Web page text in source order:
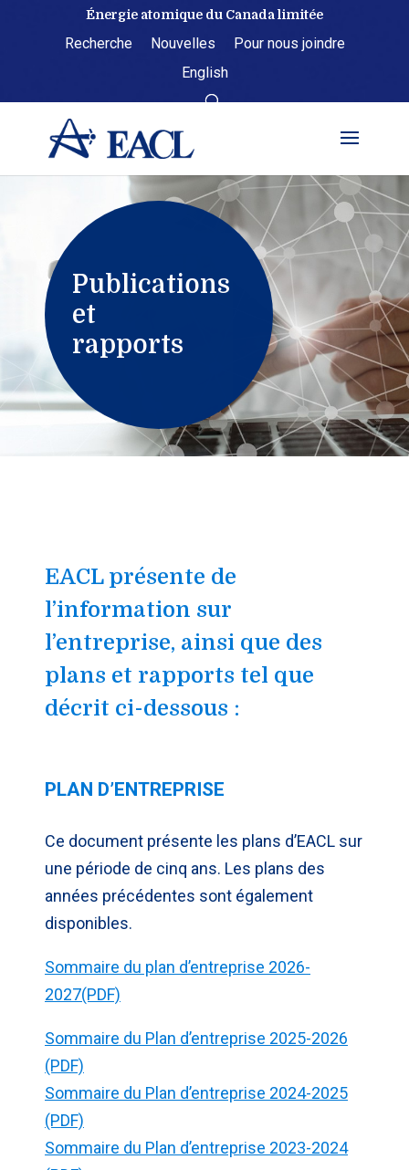
Énergie atomique du Canada limitée
Recherche Nouvelles
Pour nous joindre
English
Publications
et
rapports
EACL présente de
l’information sur
l’entreprise, ainsi que des
plans et rapports tel que
décrit ci-dessous :
PLAN D’ENTREPRISE
Ce document présente les plans d’EACL sur
une période de cinq ans. Les plans des
années précédentes sont également
disponibles.
Sommaire du plan d’entreprise 2026-
2027(PDF)
Sommaire du Plan d’entreprise 2025-2026
(PDF)
Sommaire du Plan d’entreprise 2024-2025
(PDF)
Sommaire du Plan d’entreprise 2023-2024